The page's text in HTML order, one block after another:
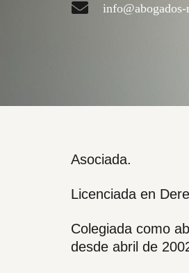
info@abogados-
Asociada.
Licenciada en
Colegiada como
desde abril de